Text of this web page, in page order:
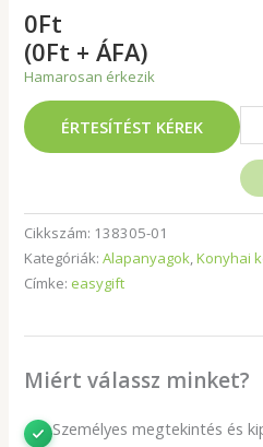
0Ft
(0Ft + ÁFA)
Hamarosan érkezik
ÉRTESÍTÉST KÉREK
Cikkszám: 138305-01
Kategóriák:Alapanyagok,Konyhai
Címke: easygift
Miért válassz minket?
Személyes megtekintés és